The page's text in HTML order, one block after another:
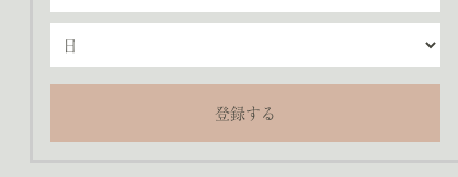
登録する